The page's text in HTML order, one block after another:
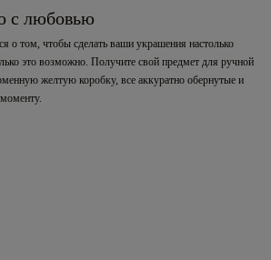
с любовью
о том, чтобы сделать ваши украшения настолько
это возможно. Получите свой предмет для ручной
желтую коробку, все аккуратно обернутые и